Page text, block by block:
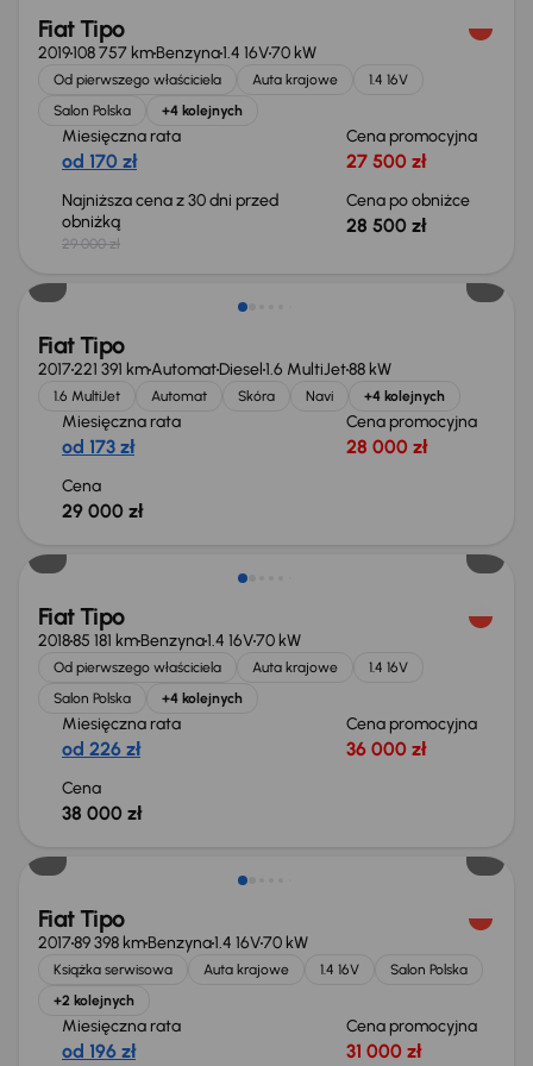
Fiat Tipo
2019108 757 kmBenzyna1.4 16V70 kW
Od pierwszego właściciela Auta krajowe
1.4 16V
Salon Polska
+4 kolejnych
Miesięczna rata
od 170 zł
Cena promocyjna
27 500 zł
Najniższa cena z 30 dni przed
obniżką
29 000 zł
Cena po obniżce
28 500 zł
Fiat Tipo
2017221 391 kmAutomatDiesel1.6 MultiJet88 kW
1.6 MultiJet Automat Skóra Navi +4 kolejnych
Miesięczna rata
od 173 zł
Cena promocyjna
28 000 zł
Cena
29 000 zł
Fiat Tipo
201885 181 kmBenzyna1.4 16V70 kW
Od pierwszego właściciela Auta krajowe
1.4 16V
Salon Polska
+4 kolejnych
Miesięczna rata
od 226 zł
Cena promocyjna
36 000 zł
Cena
38 000 zł
Fiat Tipo
201789 398 kmBenzyna1.4 16V70 kW
Książka serwisowa Auta krajowe 1.4 16V
Salon Polska
+2 kolejnych
Miesięczna rata
od 196 zł
Cena promocyjna
31 000 zł